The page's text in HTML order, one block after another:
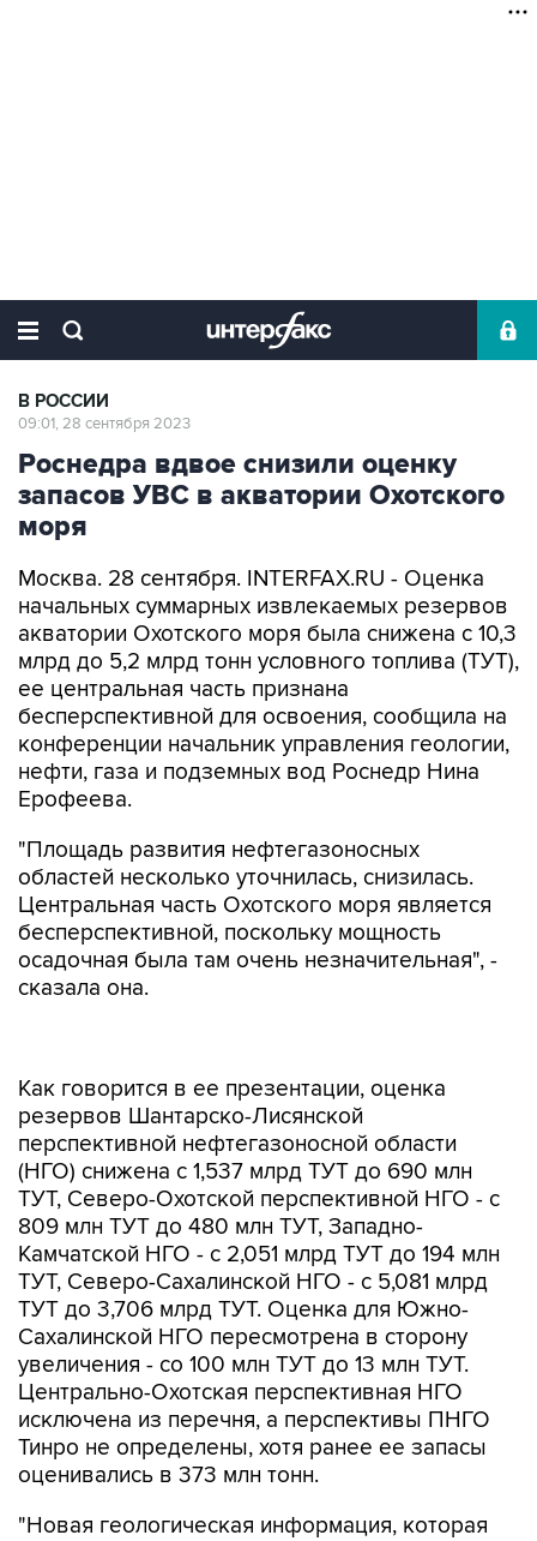
В РОССИИ
09:01, 28 сентября 2023
Роснедра вдвое снизили оценку
запасов УВС в акватории Охотского
моря
Москва. 28 сентября. INTERFAX.RU - Оценка
начальных суммарных извлекаемых резервов
акватории Охотского моря была снижена с 10,3
млрд до 5,2 млрд тонн условного топлива (ТУТ),
ее центральная часть признана
бесперспективной для освоения, сообщила на
конференции начальник управления геологии,
нефти, газа и подземных вод Роснедр Нина
Ерофеева.
"Площадь развития нефтегазоносных
областей несколько уточнилась, снизилась.
Центральная часть Охотского моря является
бесперспективной, поскольку мощность
осадочная была там очень незначительная", -
сказала она.
перспективной нефтегазоносной области
(НГО) снижена с 1,537 млрд ТУТ до 690 млн
ТУТ, Северо-Охотской перспективной НГО - с
809 млн ТУТ до 480 млн ТУТ, Западно-
Камчатской НГО - с 2,051 млрд ТУТ до 194 млн
ТУТ, Северо-Сахалинской НГО - с 5,081 млрд
ТУТ до 3,706 млрд ТУТ. Оценка для Южно-
Сахалинской НГО пересмотрена в сторону
увеличения - со 100 млн ТУТ до 13 млн ТУТ.
Центрально-Охотская перспективная НГО
исключена из перечня, а перспективы ПНГО
Тинро не определены, хотя ранее ее запасы
оценивались в 373 млн тонн.
"Новая геологическая информация, которая
конкретно подходить к геологоразведочным